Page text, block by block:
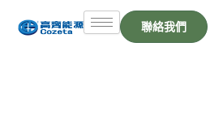
聯絡我們